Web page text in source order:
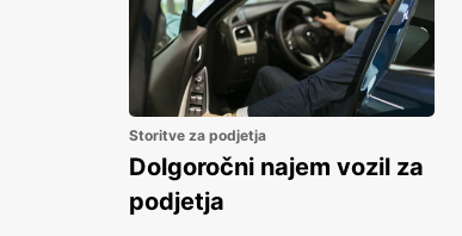
Storitve za podjetja
Dolgoročni najem vozil za
podjetja